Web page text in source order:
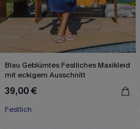
Blau Geblümtes Festliches Maxikleid
mit eckigem Ausschnitt
39,00 €
Festlich